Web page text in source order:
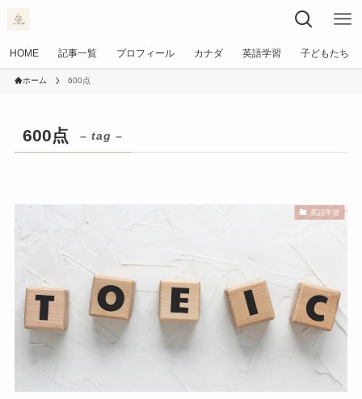
HOME 記事一覧 プロフィール カナダ 英語学習 子どもたち
ホーム 600点
600点 – tag –
英語学習